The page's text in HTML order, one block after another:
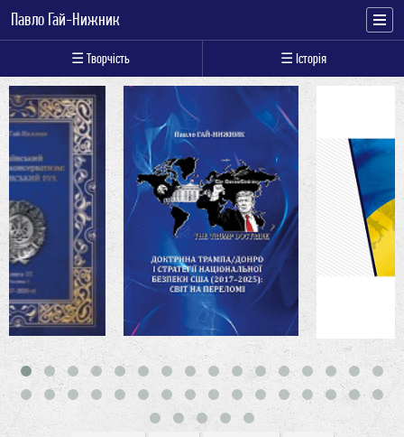
Павло Гай-Нижник
☰ Творчість ☰ Історія